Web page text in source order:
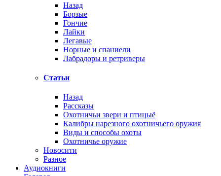
Назад
Борзые
Гончие
Лайки
Легавые
Норные и спаниели
Лабрадоры и ретриверы
Статьи
Назад
Рассказы
Охотничьи звери и птицыё
Калибры нарезного охотничьего оружия
Виды и способы охоты
Охотничье оружие
Новосити
Разное
Аудиокниги